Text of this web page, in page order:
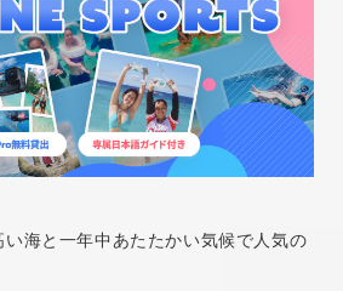
海と一年中あたたかい気候で人気の